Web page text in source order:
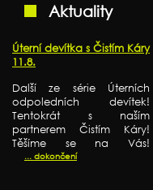
Aktuality
Úterní devítka s Čistím Káry
11.8.
Další ze série Úterních
odpoledních devítek!
Tentokrát s naším
partnerem Čistím Káry!
Těšíme se na Vás!
... dokončení